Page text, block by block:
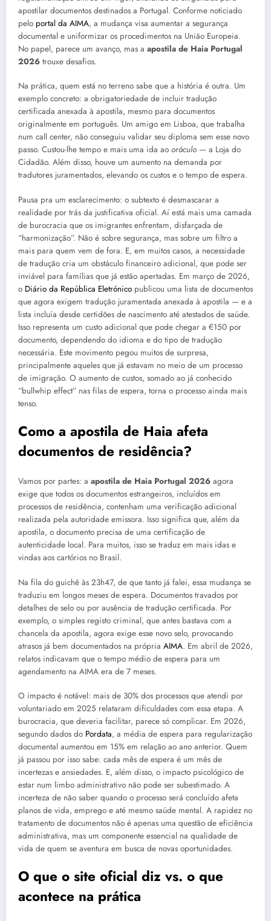
apostilar documentos destinados a Portugal. Conforme noticiado
pelo portal da AIMA, a mudança visa aumentar a segurança
documental e uniformizar os procedimentos na União Europeia.
No papel, parece um avanço, mas a apostila de Haia Portugal
2026 trouxe desafios.
Na prática, quem está no terreno sabe que a história é outra. Um
exemplo concreto: a obrigatoriedade de incluir tradução
certificada anexada à apostila, mesmo para documentos
originalmente em português. Um amigo em Lisboa, que trabalha
num call center, não conseguiu validar seu diploma sem esse novo
passo. Custou-lhe tempo e mais uma ida ao oráculo — a Loja do
Cidadão. Além disso, houve um aumento na demanda por
tradutores juramentados, elevando os custos e o tempo de espera.
Pausa pra um esclarecimento: o subtexto é desmascarar a
realidade por trás da justificativa oficial. Aí está mais uma camada
de burocracia que os imigrantes enfrentam, disfarçada de
“harmonização”. Não é sobre segurança, mas sobre um filtro a
mais para quem vem de fora. E, em muitos casos, a necessidade
de tradução cria um obstáculo financeiro adicional, que pode ser
inviável para famílias que já estão apertadas. Em março de 2026,
o Diário da República Eletrónico publicou uma lista de documentos
que agora exigem tradução juramentada anexada à apostila — e a
lista incluía desde certidões de nascimento até atestados de saúde.
Isso representa um custo adicional que pode chegar a €150 por
documento, dependendo do idioma e do tipo de tradução
necessária. Este movimento pegou muitos de surpresa,
principalmente aqueles que já estavam no meio de um processo
de imigração. O aumento de custos, somado ao já conhecido
“bullwhip effect” nas filas de espera, torna o processo ainda mais
tenso.
Como a apostila de Haia afeta
documentos de residência?
Vamos por partes: a apostila de Haia Portugal 2026 agora
exige que todos os documentos estrangeiros, incluídos em
processos de residência, contenham uma verificação adicional
realizada pela autoridade emissora. Isso significa que, além da
apostila, o documento precisa de uma certificação de
autenticidade local. Para muitos, isso se traduz em mais idas e
vindas aos cartórios no Brasil.
Na fila do guichê às 23h47, de que tanto já falei, essa mudança se
traduziu em longos meses de espera. Documentos travados por
detalhes de selo ou por ausência de tradução certificada. Por
exemplo, o simples registo criminal, que antes bastava com a
chancela da apostila, agora exige esse novo selo, provocando
atrasos já bem documentados na própria AIMA. Em abril de 2026,
relatos indicavam que o tempo médio de espera para um
agendamento na AIMA era de 7 meses.
O impacto é notável: mais de 30% dos processos que atendi por
voluntariado em 2025 relataram dificuldades com essa etapa. A
burocracia, que deveria facilitar, parece só complicar. Em 2026,
segundo dados do Pordata, a média de espera para regularização
documental aumentou em 15% em relação ao ano anterior. Quem
já passou por isso sabe: cada mês de espera é um mês de
incertezas e ansiedades. E, além disso, o impacto psicológico de
estar num limbo administrativo não pode ser subestimado. A
incerteza de não saber quando o processo será concluído afeta
planos de vida, emprego e até mesmo saúde mental. A rapidez no
tratamento de documentos não é apenas uma questão de eficiência
administrativa, mas um componente essencial na qualidade de
vida de quem se aventura em busca de novas oportunidades.
O que o site oficial diz vs. o que
acontece na prática